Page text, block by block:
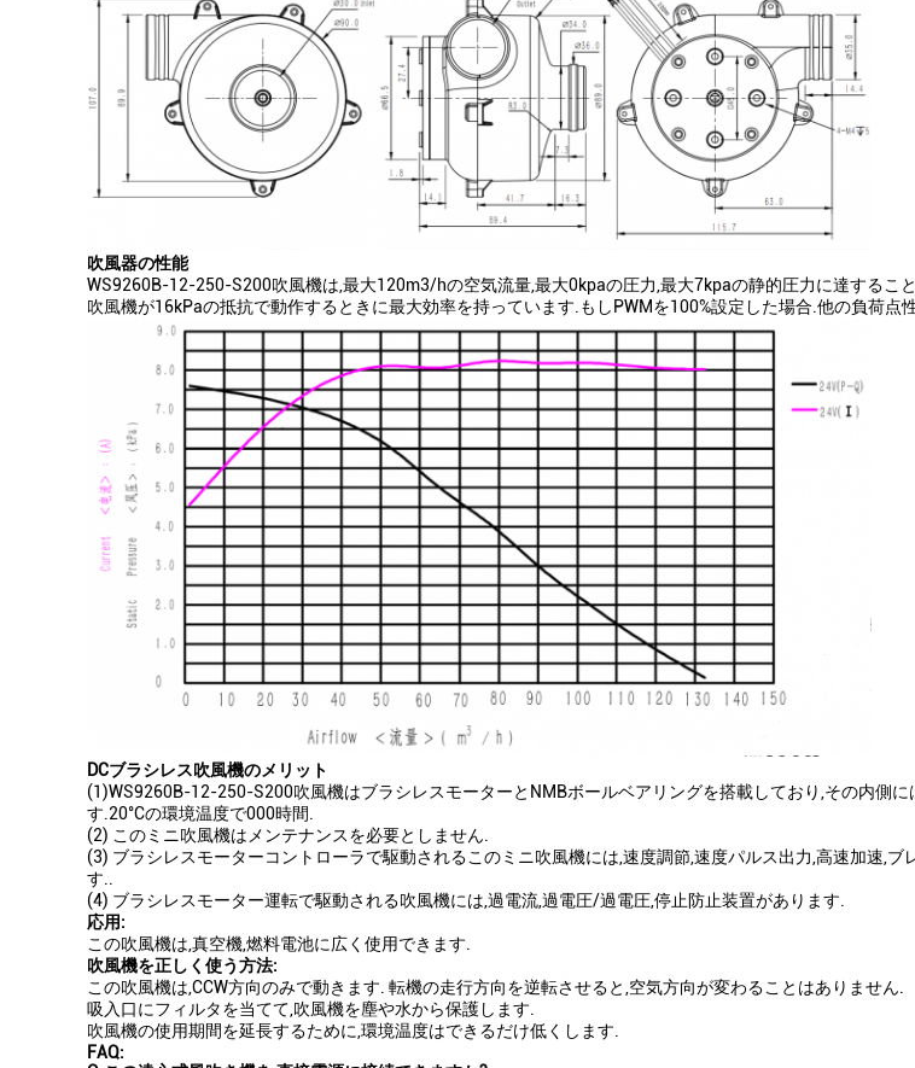
吹風器の性能
WS9260B-12-250-S200吹風機は,最大120m3/hの空気流量,最大0kpaの圧力,最大7kpaの静的圧力に達する
吹風機が16kPaの抵抗で動作するときに最大効率を持っています.もしPWMを100%設定した場合.他の負荷点
DCブラシレス吹風機のメリット
(1)WS9260B-12-250-S200吹風機はブラシレスモーターとNMBボールベアリングを搭載しており,その内側
す.20°Cの環境温度で000時間.
(2) このミニ吹風機はメンテナンスを必要としません.
(3) ブラシレスモーターコントローラで駆動されるこのミニ吹風機には,速度調節,速度パルス出力,高速加速,
す..
(4) ブラシレスモーター運転で駆動される吹風機には,過電流,過電圧/過電圧,停止防止装置があります.
応用:
この吹風機は,真空機,燃料電池に広く使用できます.
吹風機を正しく使う方法:
この吹風機は,CCW方向のみで動きます. 転機の走行方向を逆転させると,空気方向が変わることはありません.
吸入口にフィルタを当てて,吹風機を塵や水から保護します.
吹風機の使用期間を延長するために,環境温度はできるだけ低くします.
FAQ: